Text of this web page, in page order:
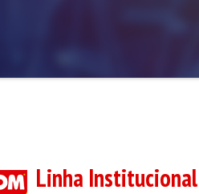
Linha Institucional